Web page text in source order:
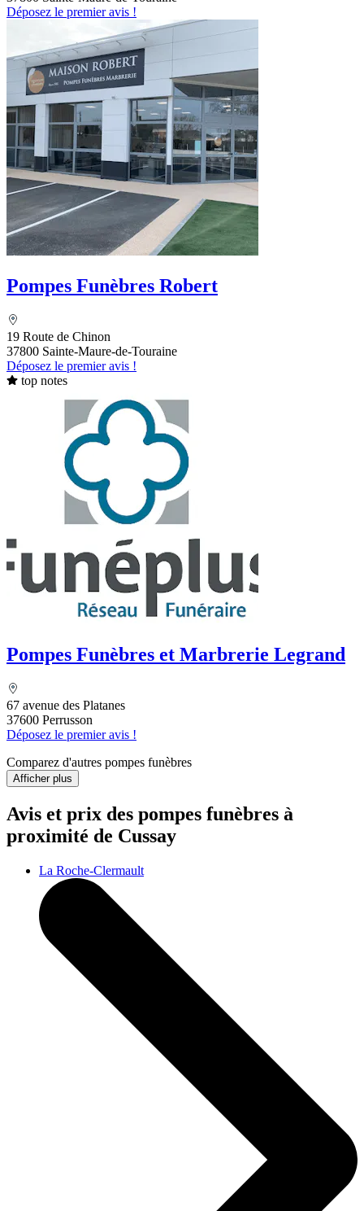
Déposez le premier avis !
Pompes Funèbres Robert
19 Route de Chinon
37800 Sainte-Maure-de-Touraine
Déposez le premier avis !
top notes
Pompes Funèbres et Marbrerie Legrand
67 avenue des Platanes
37600 Perrusson
Déposez le premier avis !
Comparez d'autres pompes funèbres
Afficher plus
Avis et prix des pompes funèbres à
proximité de Cussay
La Roche-Clermault